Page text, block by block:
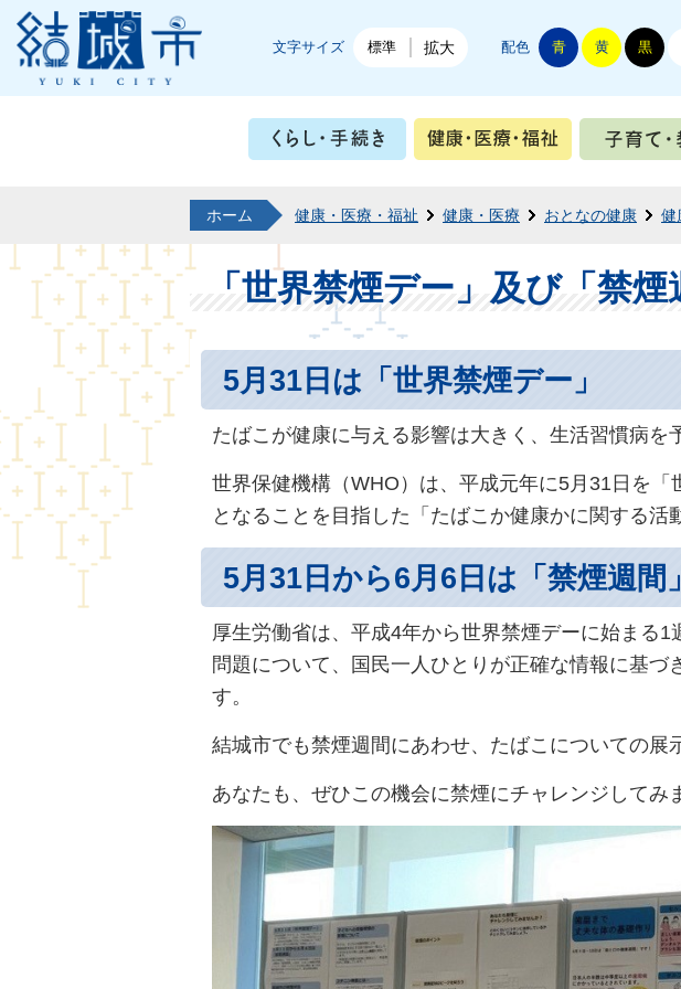
結城市公式ホームページ
文字サイズ 標準 拡大 配色 青 黄 黒
くらし・手続き 健康・医療
ホーム 健康・医療・福祉 健康・医療 おとなの健康 健
「世界禁煙デー」及び「禁
5月31日は「世界禁煙デー」
たばこが健康に与える影響は大きく、生活習慣病を
世界保健機構（WHO）は、平成元年に5月31日を
となることを目指した「たばこか健康かに関する活
5月31日から6月6日は「禁煙週間」
厚生労働省は、平成4年から世界禁煙デーに始まる
問題について、国民一人ひとりが正確な情報に基
す。
結城市でも禁煙週間にあわせ、たばこについての展
あなたも、ぜひこの機会に禁煙にチャレンジしてみ